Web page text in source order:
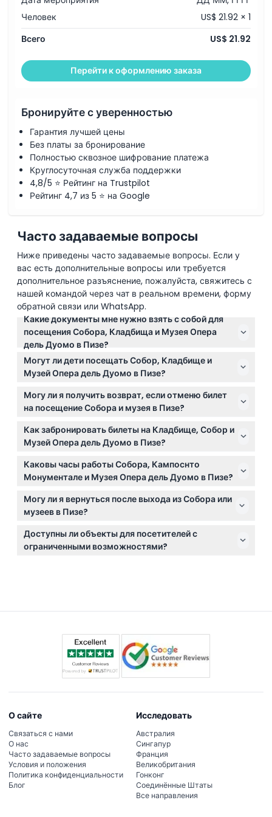
Основные моменты
Исключения
Часы работы
Вещи, которые нужно знать
Как добраться туда
Как воспользоваться
Политика отмены
Человек
US$ 21.92 × 1
Всего
US$ 21.92
Перейти к оформлению заказа
Бронируйте с уверенностью
Гарантия лучшей цены
Без платы за бронирование
Полностью сквозное шифрование платежа
Круглосуточная служба поддержки
4,8/5 ⭐ Рейтинг на Trustpilot
Рейтинг 4,7 из 5 ⭐ на Google
Часто задаваемые вопросы
Ниже приведены часто задаваемые вопросы. Если у
вас есть дополнительные вопросы или требуется
дополнительное разъяснение, пожалуйста, свяжитесь с
нашей командой через чат в реальном времени, форму
обратной связи или WhatsApp.
Какие документы мне нужно взять с собой для
посещения Собора, Кладбища и Музея Опера
дель Дуомо в Пизе?
Вам достаточно иметь при себе подтверждение
онлайн-бронирования для входа на эти объекты.
Помните, что необходимо одеваться
соответствующе, с закрытыми плечами и коленями,
так как это требуется для допуска.
Могут ли дети посещать Собор, Кладбище и
Музей Опера дель Дуомо в Пизе?
Да! Дети в возрасте от 0 до 11 лет проходят
бесплатно, но должны находиться в сопровождении
взрослого с билетами. Дети от 12 лет оплачивают
полный взрослый билет.
Могу ли я получить возврат, если отменю билет
на посещение Собора и музея в Пизе?
Билеты не подлежат возврату и отмене, поэтому
убедитесь, что ваши планы окончательны перед
бронированием.
Как забронировать билеты на Кладбище, Собор и
Музей Опера дель Дуомо в Пизе?
Вы можете легко забронировать комбинированный
билет онлайн прямо на этом сайте, где также
сможете проверить доступность и выбрать дату
посещения.
Каковы часы работы Собора, Кампоснто
Монументале и Музея Опера дель Дуомо в Пизе?
Собор открыт ежедневно с 10:00 до 19:00, а
Кампоснто Монументале и Музей Опера дель
Дуомо работают с 9:00 до 19:00, последний вход за
30 минут до закрытия (часы могут меняться —
пожалуйста, уточняйте при бронировании).
Могу ли я вернуться после выхода из Собора или
музеев в Пизе?
Нет, повторный вход после выхода с объекта не
разрешен, поэтому планируйте визит так, чтобы
максимально использовать билет.
Доступны ли объекты для посетителей с
ограниченными возможностями?
О сайте
Связаться с нами
О нас
Часто задаваемые вопросы
Условия и положения
Политика конфиденциальности
Блог
Исследовать
Австралия
Сингапур
Франция
Великобритания
Гонконг
Соединённые Штаты
Все направления